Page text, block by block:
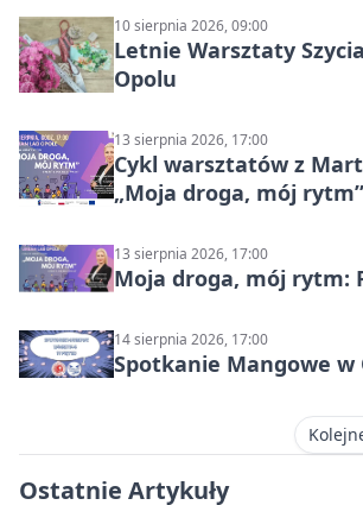
10 sierpnia 2026, 09:00
Letnie Warsztaty
Opolu
13 sierpnia 2026, 17:00
Cykl warsztatów z
„Moja droga, mój
13 sierpnia 2026, 17:00
Moja droga, mój rytm:
14 sierpnia 2026, 17:00
Spotkanie Mangowe w
Ostatnie Artykuły